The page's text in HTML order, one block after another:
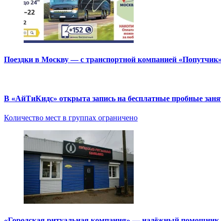
Поездки в Москву — с транспортной компанией «Попутчик»
В «АйТиКидс» открыта запись на бесплатные пробные
Количество мест в группах ограничено